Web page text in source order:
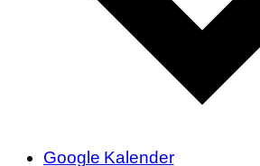
Google Kalender